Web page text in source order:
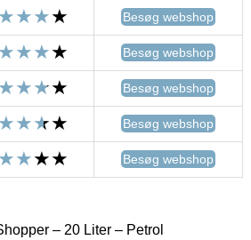
Besøg webshop
Besøg webshop
Besøg webshop
Besøg webshop
Besøg webshop
– 20 Liter – Petrol